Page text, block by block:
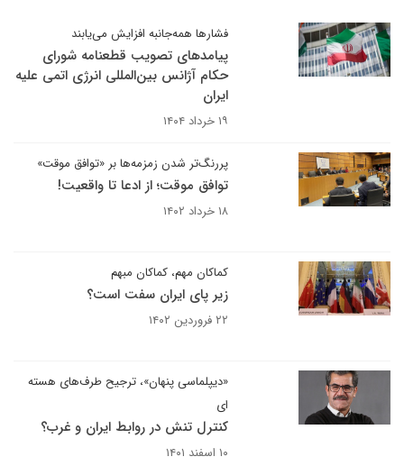
فشارها همه‌جانبه افزایش می‌یابند
پیامدهای تصویب قطعنامه شورای
حکام آژانس بین‌المللی انرژی اتمی علیه
ایران
۱۹ خرداد ۱۴۰۴
پررنگ‌تر شدن زمزمه‌ها بر «توافق موقت»
توافق موقت؛ از ادعا تا واقعیت!
۱۸ خرداد ۱۴۰۲
کماکان مهم، کماکان مبهم
زیر پای ایران سفت است؟
۲۲ فروردین ۱۴۰۲
«دیپلماسی پنهان»، ترجیح طرف‌های هسته
ای
کنترل تنش در روابط ایران و غرب؟
۱۰ اسفند ۱۴۰۱